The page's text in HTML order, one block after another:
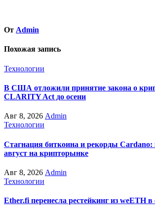
От Admin
Похожая запись
Технологии
В США отложили принятие закона о
CLARITY Act до осени
Авг 8, 2026 Admin
Технологии
Стагнация биткоина и рекорды Cardano:
август на крипторынке
Авг 8, 2026 Admin
Технологии
Ether.fi перенесла рестейкинг из weETH